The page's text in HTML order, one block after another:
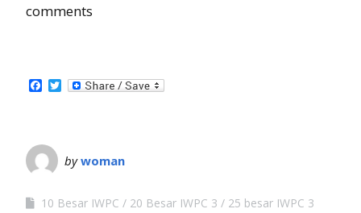
comments
Facebook
Twitter
bywoman
10 Besar IWPC 20 Besar IWPC 3 25 besar IWPC 3